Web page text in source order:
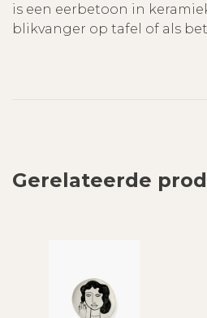
is een eerbetoon in
blikvanger op tafel of als
Gerelateerde